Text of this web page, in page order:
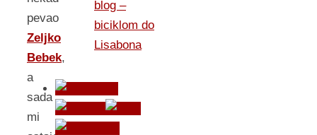
pevao
Zeljko
Bebek,
a
sada
mi
blog –
biciklom do
Lisabona